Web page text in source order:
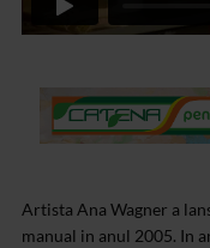
Artista Ana Wagner a
manual in anul 2005. In